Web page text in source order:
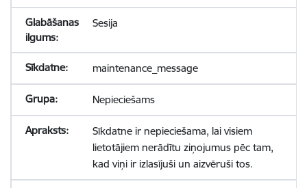
Sesija
maintenance_message
Nepieciešams
Sīkdatne ir nepieciešama, lai visiem
lietotājiem nerādītu ziņojumus pēc tam,
kad viņi ir izlasījuši un aizvēruši tos.